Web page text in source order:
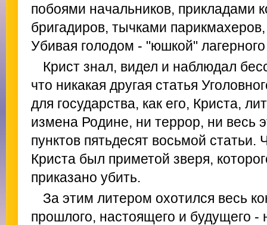
побоями начальников, прикладами
бригадиров, тычками
Убивая голодом - "юшкой" лагерного
Крист знал, видел и наблюдал
что никакая другая статья
для государства, как его, Криста,
измена Родине, ни террор, ни весь
пунктов пятьдесят восьмой
Криста был приметой зверя,
приказано убить.
За этим литером охотился весь
прошлого, настоящего и будущего -